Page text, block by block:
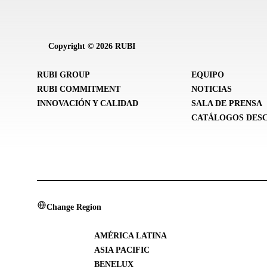
Copyright © 2026 RUBI
RUBI GROUP
RUBI COMMITMENT
INNOVACIÓN Y CALIDAD
EQUIPO
NOTICIAS
SALA DE PRENSA
CATÁLOGOS
Change Region
AMÉRICA LATINA
ASIA PACIFIC
BENELUX